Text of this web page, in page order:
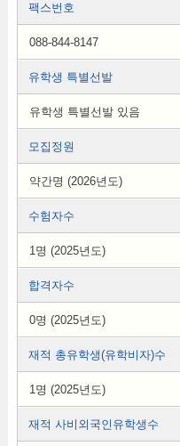
팩스번호
088-844-8147
유학생 특별선발
유학생 특별선발 있음
모집정원
약간명 (2026년도)
수험자수
1명 (2025년도)
합격자수
0명 (2025년도)
재적 총유학생(유학비자)수
1명 (2025년도)
재적 사비외국인유학생수